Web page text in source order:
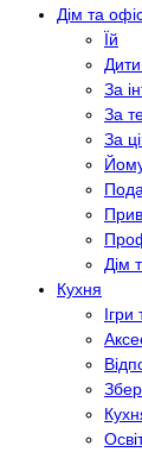
Дім та
Їй
За
За
За
Дім
Кухня
Ігри